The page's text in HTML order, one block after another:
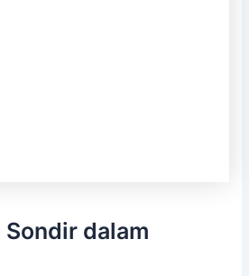
dalam